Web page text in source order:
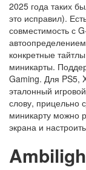
2025 года таких
это исправил).
совместимость с
конкретные
миникарты.
Gaming. Для PS5,
эталонный
слову, прицельно
миникарту можно
экрана и